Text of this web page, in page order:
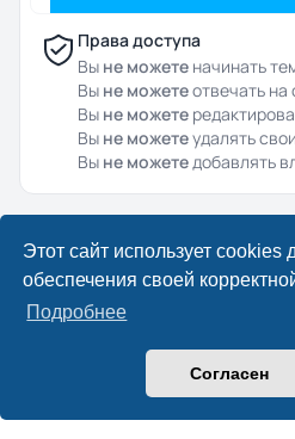
Этот сайт использует cookies
обеспечения своей
Подробнее
Согласен
Права доступа
Вы не можете начинать
Вы не можетеотвечать
Вы не можете
Вы не можетеудалять
Вы не можетедобавлять
© 2024–2026 Drcpa.ru
Конфиденциальность|Правила|